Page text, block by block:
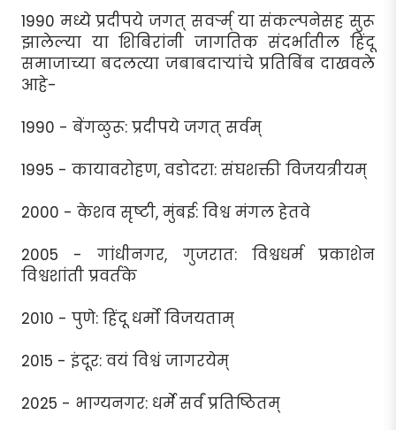
1990 मध्ये प्रदीपये जगत् सवर्र्म् या संकल्पनेसह सुरू
झालेल्या या शिबिरांनी जागतिक संदर्भातील हिंदू
समाजाच्या बदलत्या जबाबदार्‍यांचे प्रतिबिंब दाखवले
आहे-
1990 - बेंगळुरू: प्रदीपये जगत् सर्वम्
1995 - कायावरोहण, वडोदरा: संघशक्ती विजयत्रीयम्
2000 - केशव सृष्टी, मुंबई: विश्व मंगल हेतवे
2005 - गांधीनगर, गुजरात: विश्वधर्म प्रकाशेन
विश्वशांती प्रवर्तके
2010 - पुणे: हिंदू धर्मो विजयताम्
2015 - इंदूर: वयं विश्वं जागरयेम्
2025 - भाग्यनगर: धर्मे सर्वं प्रतिष्ठितम्